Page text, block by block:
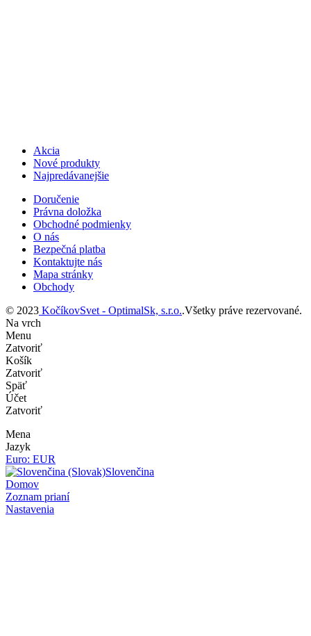
Akcia
Nové produkty
Najpredávanejšie
Doručenie
Právna doložka
Obchodné podmienky
O nás
Bezpečná platba
Kontaktujte nás
Mapa stránky
Obchody
© 2023 KočíkovSvet - OptimalSk, s.r.o..Všetky práve rezervované.
Na vrch
Menu
Zatvoriť
Košík
Zatvoriť
Späť
Účet
Zatvoriť
Mena
Jazyk
Euro: EUR
Slovenčina
Domov
Zoznam prianí
Nastavenia